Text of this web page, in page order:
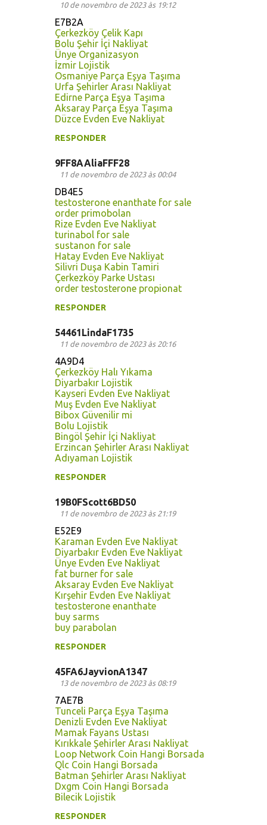
10 de novembro de 2023 às 19:12
E7B2A
Çerkezköy Çelik Kapı
Bolu Şehir İçi Nakliyat
Ünye Organizasyon
İzmir Lojistik
Osmaniye Parça Eşya Taşıma
Urfa Şehirler Arası Nakliyat
Edirne Parça Eşya Taşıma
Aksaray Parça Eşya Taşıma
Düzce Evden Eve Nakliyat
RESPONDER
9FF8AAliaFFF28
11 de novembro de 2023 às 00:04
DB4E5
testosterone enanthate for sale
order primobolan
Rize Evden Eve Nakliyat
turinabol for sale
sustanon for sale
Hatay Evden Eve Nakliyat
Silivri Duşa Kabin Tamiri
Çerkezköy Parke Ustası
order testosterone propionat
RESPONDER
54461LindaF1735
11 de novembro de 2023 às 20:16
4A9D4
Çerkezköy Halı Yıkama
Diyarbakır Lojistik
Kayseri Evden Eve Nakliyat
Muş Evden Eve Nakliyat
Bibox Güvenilir mi
Bolu Lojistik
Bingöl Şehir İçi Nakliyat
Erzincan Şehirler Arası Nakliyat
Adıyaman Lojistik
RESPONDER
19B0FScott6BD50
11 de novembro de 2023 às 21:19
E52E9
Karaman Evden Eve Nakliyat
Diyarbakır Evden Eve Nakliyat
Ünye Evden Eve Nakliyat
fat burner for sale
Aksaray Evden Eve Nakliyat
Kırşehir Evden Eve Nakliyat
testosterone enanthate
buy sarms
buy parabolan
RESPONDER
45FA6JayvionA1347
13 de novembro de 2023 às 08:19
7AE7B
Tunceli Parça Eşya Taşıma
Denizli Evden Eve Nakliyat
Mamak Fayans Ustası
Kırıkkale Şehirler Arası Nakliyat
Loop Network Coin Hangi Borsada
Qlc Coin Hangi Borsada
Batman Şehirler Arası Nakliyat
Dxgm Coin Hangi Borsada
Bilecik Lojistik
RESPONDER